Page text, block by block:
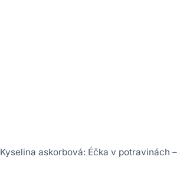
Kyselina askorbová: Éčka v potravinách